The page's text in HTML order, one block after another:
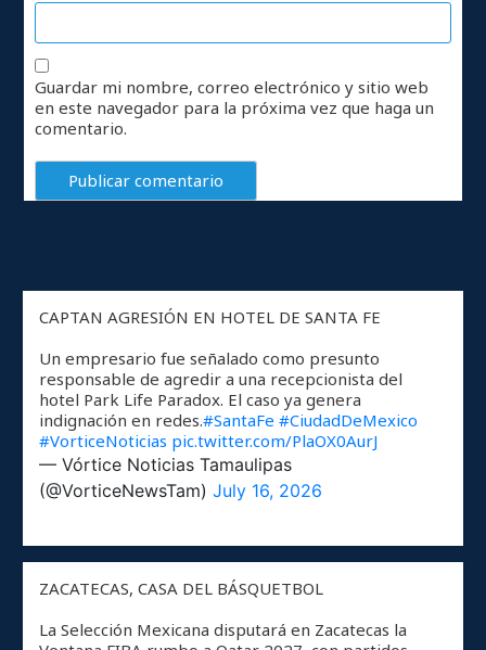
Guardar mi nombre, correo electrónico y sitio web
en este navegador para la próxima vez que haga un
comentario.
CAPTAN AGRESIÓN EN HOTEL DE SANTA FE
Un empresario fue señalado como presunto
responsable de agredir a una recepcionista del
hotel Park Life Paradox. El caso ya genera
indignación en redes.#SantaFe #CiudadDeMexico
#VorticeNoticias pic.twitter.com/PlaOX0AurJ
— Vórtice Noticias Tamaulipas
(@VorticeNewsTam)July 16, 2026
ZACATECAS, CASA DEL BÁSQUETBOL
La Selección Mexicana disputará en Zacatecas la